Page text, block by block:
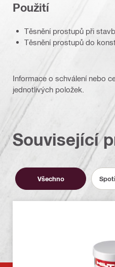
Použití
Těsnění prostupů při
Těsnění prostupů do
Informace o schválení nebo
jednotlivých položek.
Související
Všechno